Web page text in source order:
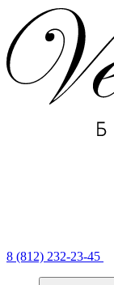
8 (812) 232-23-45